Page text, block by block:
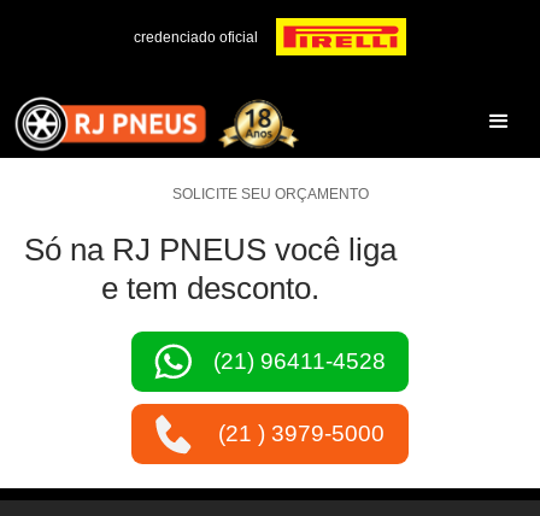
credenciado oficial
SOLICITE SEU ORÇAMENTO
Só na RJ PNEUS você liga
e tem desconto.
(21) 96411-4528
(21 ) 3979-5000